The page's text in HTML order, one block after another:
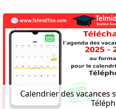
Calendrier des vacances